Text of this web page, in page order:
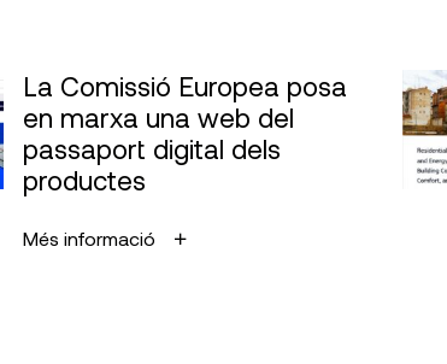
La Comissió Europea posa
en marxa una web del
passaport digital dels
productes
Més informació